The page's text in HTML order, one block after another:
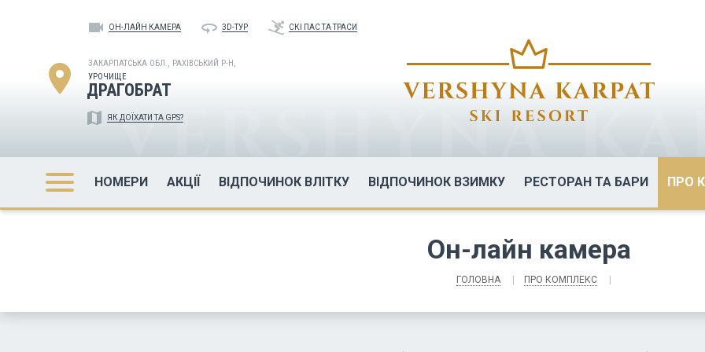
videocam ОН-ЛАЙН КАМЕРА 360 3D-ТУР СКІ ПАС ТА ТРАСИ
location_on ЗАКАРПАТСЬКА ОБЛ., РАХІВСЬКИЙ Р-Н,
УРОЧИЩЕ
ДРАГОБРАТ
map ЯК ДОЇХАТИ ТА GPS?
НОМЕРИ АКЦІЇ ВІДПОЧИНОК ВЛІТКУ ВІДПОЧИНОК ВЗИМКУ РЕСТОРАН ТА БАРИ ПРО
Он-лайн камера
ГОЛОВНА ПРО КОМПЛЕКС